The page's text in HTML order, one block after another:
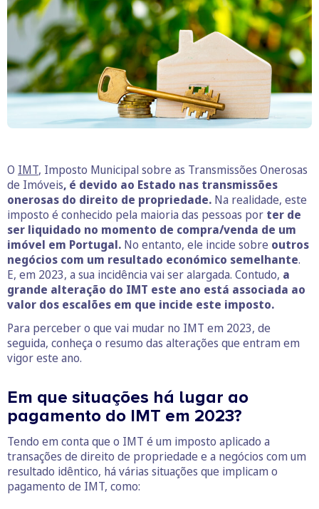
O IMT, Imposto Municipal sobre as Transmissões Onerosas
de Imóveis, é devido ao Estado nas transmissões
onerosas do direito de propriedade. Na realidade, este
imposto é conhecido pela maioria das pessoas por ter de
ser liquidado no momento de compra/venda de um
imóvel em Portugal. No entanto, ele incide sobre outros
negócios com um resultado económico semelhante.
E, em 2023, a sua incidência vai ser alargada. Contudo, a
grande alteração do IMT este ano está associada ao
valor dos escalões em que incide este imposto.
Para perceber o que vai mudar no IMT em 2023, de
seguida, conheça o resumo das alterações que entram em
vigor este ano.
Em que situações há lugar ao
pagamento do IMT em 2023?
Tendo em conta que o IMT é um imposto aplicado a
transações de direito de propriedade e a negócios com um
resultado idêntico, há várias situações que implicam o
pagamento de IMT, como: